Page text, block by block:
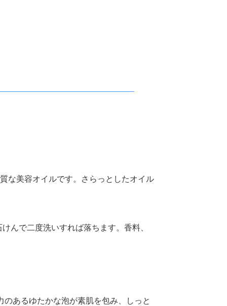
な美容オイルです。さらっとしたオイル
んで二度洗いすれば落ちます。香料、
のあるゆたかな泡が素肌を包み、しっと